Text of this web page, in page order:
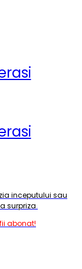
inceputului sau
surpriza.
abonat!